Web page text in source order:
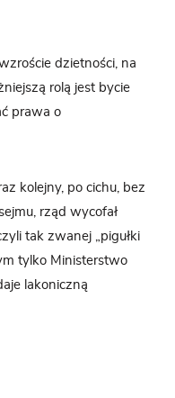
dzietności, na
rolą jest bycie
prawa o
kolejny, po cichu, bez
rząd wycofał
tak zwanej „pigułki
tylko Ministerstwo
lakoniczną